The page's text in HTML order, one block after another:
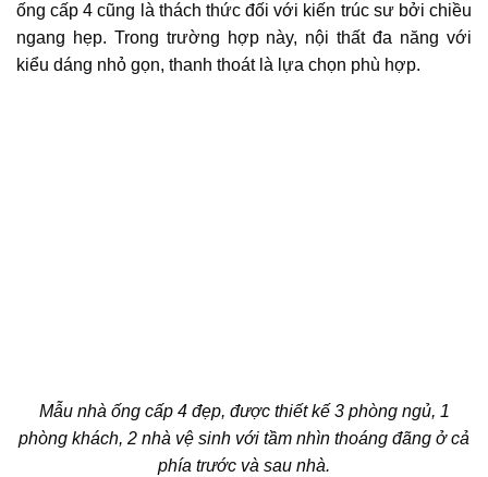
ống cấp 4 cũng là thách thức đối với kiến trúc sư bởi chiều
ngang hẹp. Trong trường hợp này, nội thất đa năng với
kiểu dáng nhỏ gọn, thanh thoát là lựa chọn phù hợp.
Mẫu nhà ống cấp 4 đẹp, được thiết kế 3 phòng ngủ, 1
phòng khách, 2 nhà vệ sinh với tầm nhìn thoáng đãng ở cả
phía trước và sau nhà.